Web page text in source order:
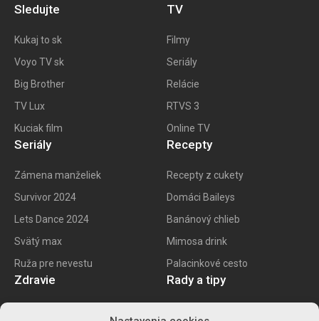
Sledujte
Kukaj to sk
Voyo TV sk
Big Brother
TV Lux
Kuciak film
TV
Filmy
Seriály
Relácie
RTVS 3
Online TV
Seriály
Zámena manželiek
Survivor 2024
Lets Dance 2024
Svätý max
Ruža pre nevestu
Recepty
Recepty z cukety
Domáci Baileys
Banánový chlieb
Mimosa drink
Palacinkové cesto
Zdravie Rady a tipy